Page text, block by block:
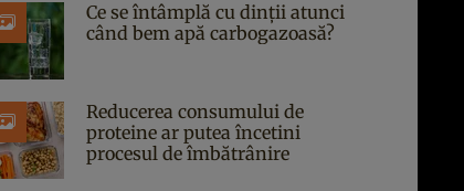
Ce se întâmplă cu dinții atunci
când bem apă carbogazoasă?
Reducerea consumului de
proteine ar putea încetini
procesul de îmbătrânire